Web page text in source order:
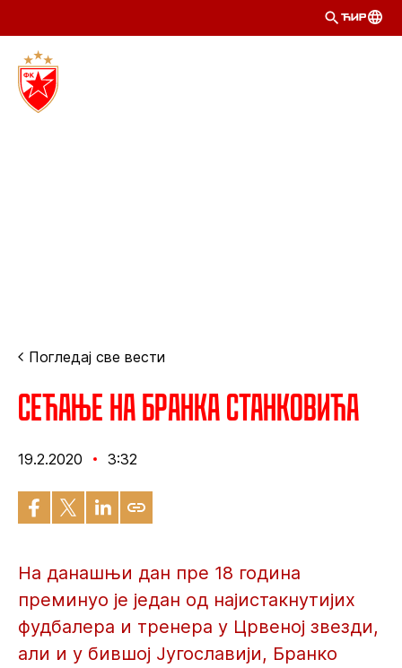
ЋИР
Погледај све вести
Сећање на Бранка Станковића
19.2.2020 3:32
На данашњи дан пре 18 година
преминуо је један од најистакнутијих
фудбалера и тренера у Црвеној звезди,
али и у бившој Југославији, Бранко